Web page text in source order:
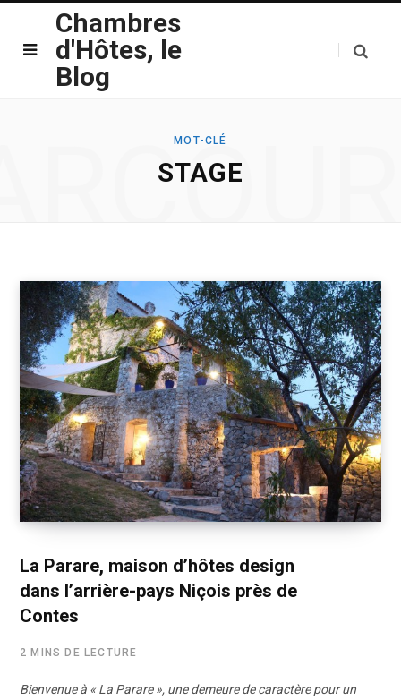
Chambres
d'Hôtes, le
Blog
MOT-CLÉ
STAGE
La Parare, maison d’hôtes design
dans l’arrière-pays Niçois près de
Contes
2 MINS DE LECTURE
Bienvenue à « La Parare », une demeure de caractère pour un